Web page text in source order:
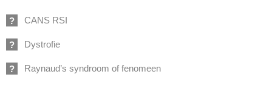
CANS RSI
Dystrofie
Raynaud’s syndroom of fenomeen